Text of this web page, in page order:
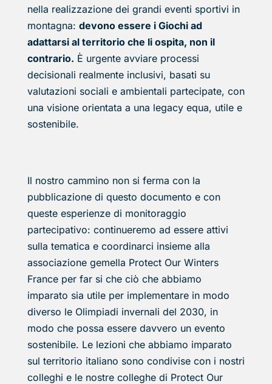
nella realizzazione dei grandi eventi sportivi in
montagna: devono essere i Giochi ad
adattarsi al territorio che li ospita, non il
contrario. È urgente avviare processi
decisionali realmente inclusivi, basati su
valutazioni sociali e ambientali partecipate, con
una visione orientata a una legacy equa, utile e
sostenibile.
Il nostro cammino non si ferma con la
pubblicazione di questo documento e con
queste esperienze di monitoraggio
partecipativo: continueremo ad essere attivi
sulla tematica e coordinarci insieme alla
associazione gemella Protect Our Winters
France per far si che ciò che abbiamo
imparato sia utile per implementare in modo
diverso le Olimpiadi invernali del 2030, in
modo che possa essere davvero un evento
sostenibile. Le lezioni che abbiamo imparato
sul territorio italiano sono condivise con i nostri
colleghi e le nostre colleghe di Protect Our